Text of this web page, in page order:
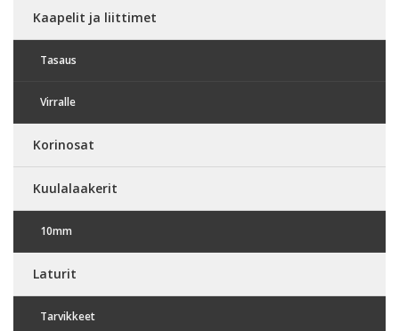
Kaapelit ja liittimet
Tasaus
Virralle
Korinosat
Kuulalaakerit
10mm
Laturit
Tarvikkeet